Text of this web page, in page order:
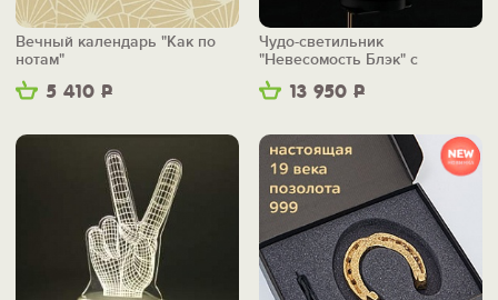
5 410 Р
Вечный календарь "Как по
нотам"
13 950 Р
Чудо-светильник
"Невесомость Блэк" с
беспроводной зарядкой